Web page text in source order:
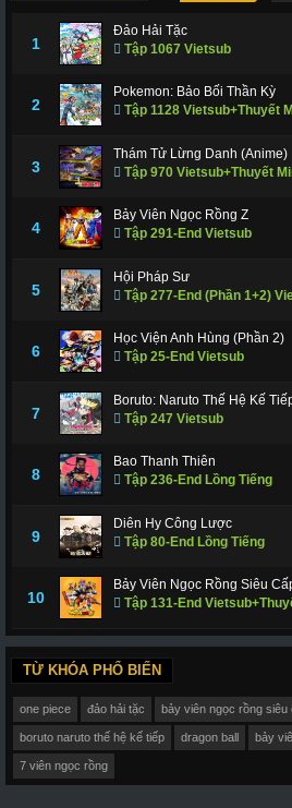
1
Đảo Hải Tặc
Tập 1067 Vietsub
2
Pokemon: Bảo Bối Thần Kỳ
Tập 1128 Vietsub+Thuyết
3
Thám Tử Lừng Danh (Anime)
Tập 970 Vietsub+Thuyết
4
Bảy Viên Ngọc Rồng Z
Tập 291-End Vietsub
5
Hội Pháp Sư
Tập 277-End (Phần 1+2)
6
Học Viện Anh Hùng (Phần 2)
Tập 25-End Vietsub
7
Boruto: Naruto Thế Hệ Kế
Tập 247 Vietsub
8
Bao Thanh Thiên
Tập 236-End Lồng Tiếng
9
Diên Hy Công Lược
Tập 80-End Lồng Tiếng
10
Bảy Viên Ngọc Rồng Siêu
Tập 131-End
TỪ KHÓA PHỔ BIẾN
one piece đảo hải tặc bảy viên ngọc rồng siêu
boruto naruto thế hệ kế tiếp dragon ball bảy
7 viên ngọc rồng